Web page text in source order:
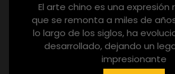
El arte chino es una expresión
que se remonta a miles de
lo largo de los siglos, ha
desarrollado, dejando un
impresionante